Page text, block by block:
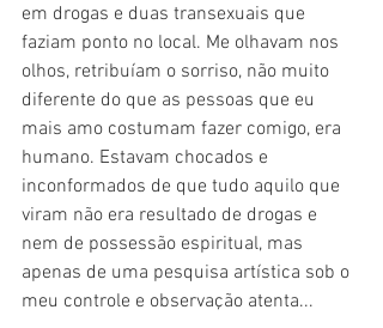
em drogas e duas transexuais que
faziam ponto no local. Me olhavam nos
olhos, retribuíam o sorriso, não muito
diferente do que as pessoas que eu
mais amo costumam fazer comigo, era
humano. Estavam chocados e
inconformados de que tudo aquilo que
viram não era resultado de drogas e
nem de possessão espiritual, mas
apenas de uma pesquisa artística sob o
meu controle e observação atenta...